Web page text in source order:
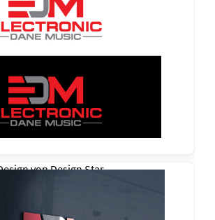
vonDesign Star